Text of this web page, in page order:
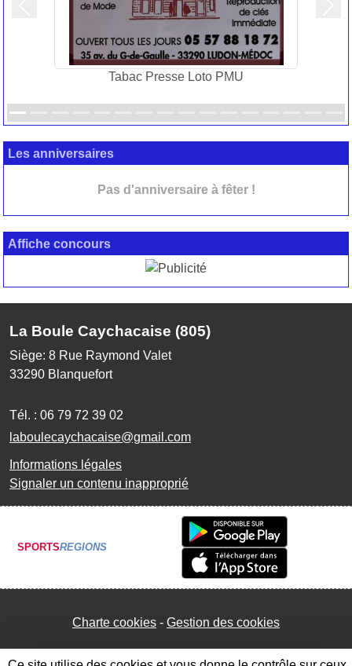
Tabac Presse Loto PMU
Les anniversaires
Pas d'anniversaire à fêter !
Affiche concours
La Boule Caychacaise (805)
Siège: 8 Rue Raymond Valet
33290 Blanquefort
Tél. : 06 79 72 39 02
laboulecaychacaise@gmail.com
Informations légales
Signaler un contenu inapproprié
SPORTSREGIONS
Charte cookies Gestion des cookies